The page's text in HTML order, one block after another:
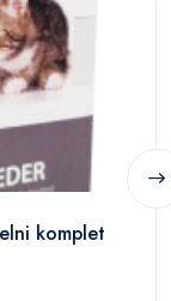
komplet